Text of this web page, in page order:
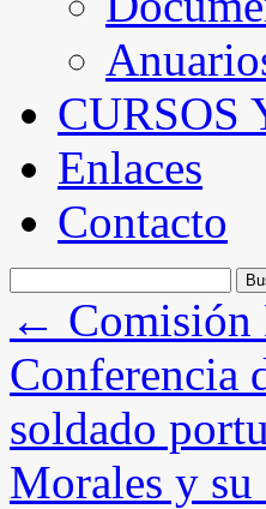
CURSOS
Enlaces
Contacto
←
Conferencia
soldado
Morales y su